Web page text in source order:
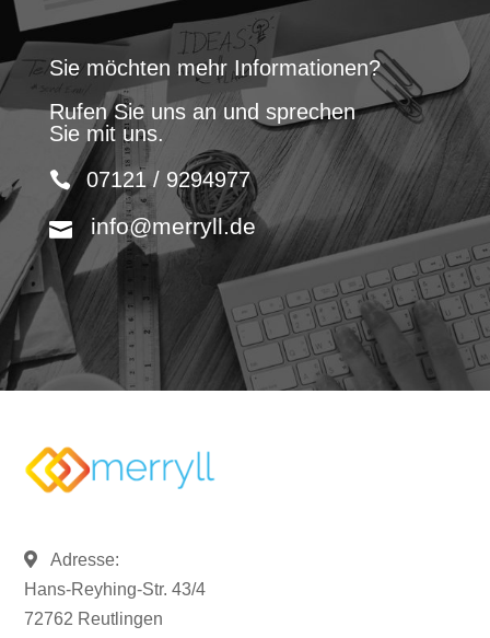
Sie möchten mehr Informationen?
Rufen Sie uns an und sprechen
Sie mit uns.
07121 / 9294977
info@merryll.de
Adresse:
Hans-Reyhing-Str. 43/4
72762 Reutlingen